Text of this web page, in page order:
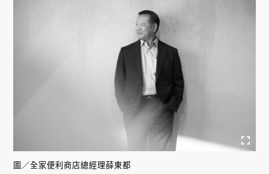
圖／全家便利商店總經理薛東都